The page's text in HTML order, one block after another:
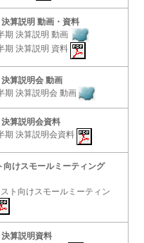
算説明 動画・資料
期 決算説明 動画
期 決算説明 資料
算説明会 動画
期 決算説明会 動画
算説明会資料
期 決算説明会資料
向けスモールミーティング
ト向けスモールミーティン
算説明資料